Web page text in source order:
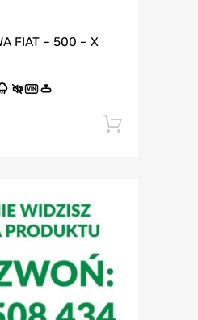
FIAT – 500 – X
VIN